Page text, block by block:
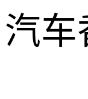
汽车